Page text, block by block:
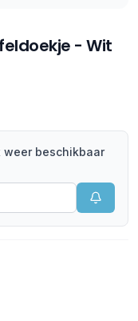
- Wit
beschikbaar